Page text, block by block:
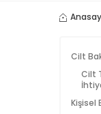
Cilt
Cilt
Kişisel